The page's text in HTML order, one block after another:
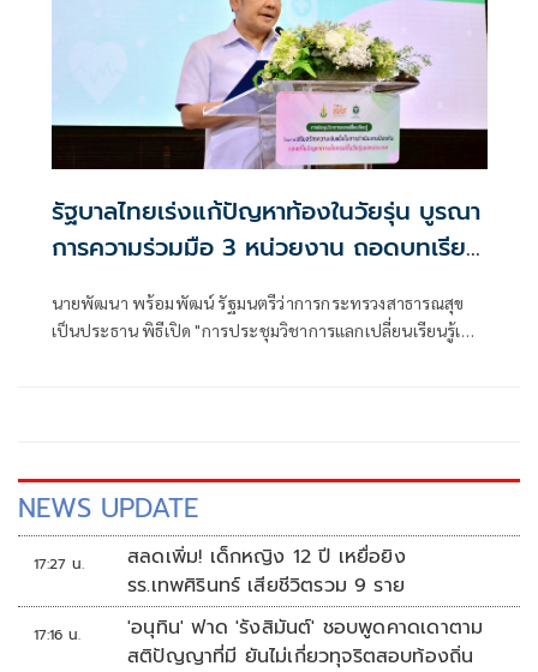
รัฐบาลไทยเร่งแก้ปัญหาท้องในวัยรุ่น บูรณา
การความร่วมมือ 3 หน่วยงาน ถอดบทเรียน
แข็งในระดับพื้นพื้นที่
นายพัฒนา พร้อมพัฒน์ รัฐมนตรีว่าการกระทรวงสาธารณสุข
เป็นประธาน พิธีเปิด "การประชุมวิชาการแลกเปลี่ยนเรียนรู้เพื่อ
NEWS UPDATE
17:27 น.
สลดเพิ่ม! เด็กหญิง 12 ปี เหยื่อยิง
รร.เทพศิรินทร์ เสียชีวิตรวม 9 ราย
17:16 น.
'อนุทิน' ฟาด 'รังสิมันต์' ชอบพูดคาดเดาตาม
สติปัญญาที่มี ยันไม่เกี่ยวทุจริตสอบท้องถิ่น